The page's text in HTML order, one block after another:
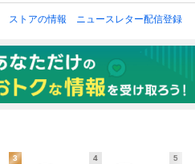
ストアの情報 ニュースレター配信登録
3 4 5